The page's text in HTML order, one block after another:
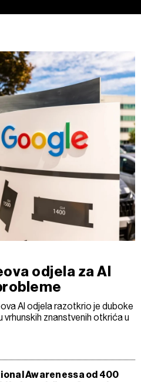
odjela za AI
AI odjela razotkrio je duboke
znanstvenih otkrića u
Awarenessa od 400